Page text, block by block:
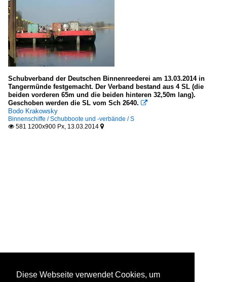
Schubverband der Deutschen Binnenreederei am 13.03.2014 in
Tangermünde festgemacht. Der Verband bestand aus 4 SL (die
beiden vorderen 65m und die beiden hinteren 32,50m lang).
Geschoben werden die SL vom Sch 2640. 
Bodo Krakowsky
Binnenschiffe / Schubboote und -verbände / S
 581 1200x900 Px, 13.03.2014 
Diese Webseite verwendet Cookies, um